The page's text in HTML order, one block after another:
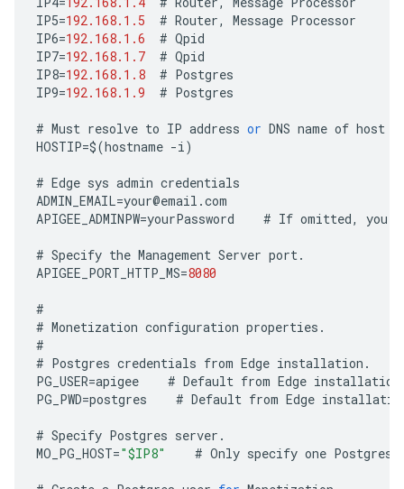
IP5=192.168.1.5 # Router, Message Processor
IP6=192.168.1.6 # Qpid
IP7=192.168.1.7 # Qpid
IP8=192.168.1.8 # Postgres
IP9=192.168.1.9 # Postgres
# Must resolve to IP address or DNS name of host
HOSTIP=$(hostname -i)
# Edge sys admin credentials
ADMIN_EMAIL=your@email .com
APIGEE_ADMINPW=yourPassword # If omitted, you
# Specify the Management Server port.
APIGEE_PORT_HTTP_MS=8080
#
# Monetization configuration properties .
#
# Postgres credentials from Edge installation .
PG_USER=apigee # Default from Edge installation
PG_PWD=postgres # Default from Edge
# Specify Postgres server .
MO_PG_HOST="$IP8" # Only specify one Postgres